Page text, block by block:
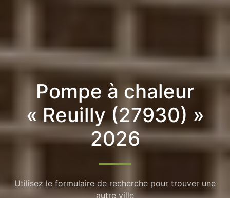
Pompe à chaleur
« Reuilly (27930) »
2026
Utilisez le formulaire de recherche pour trouver une
autre ville